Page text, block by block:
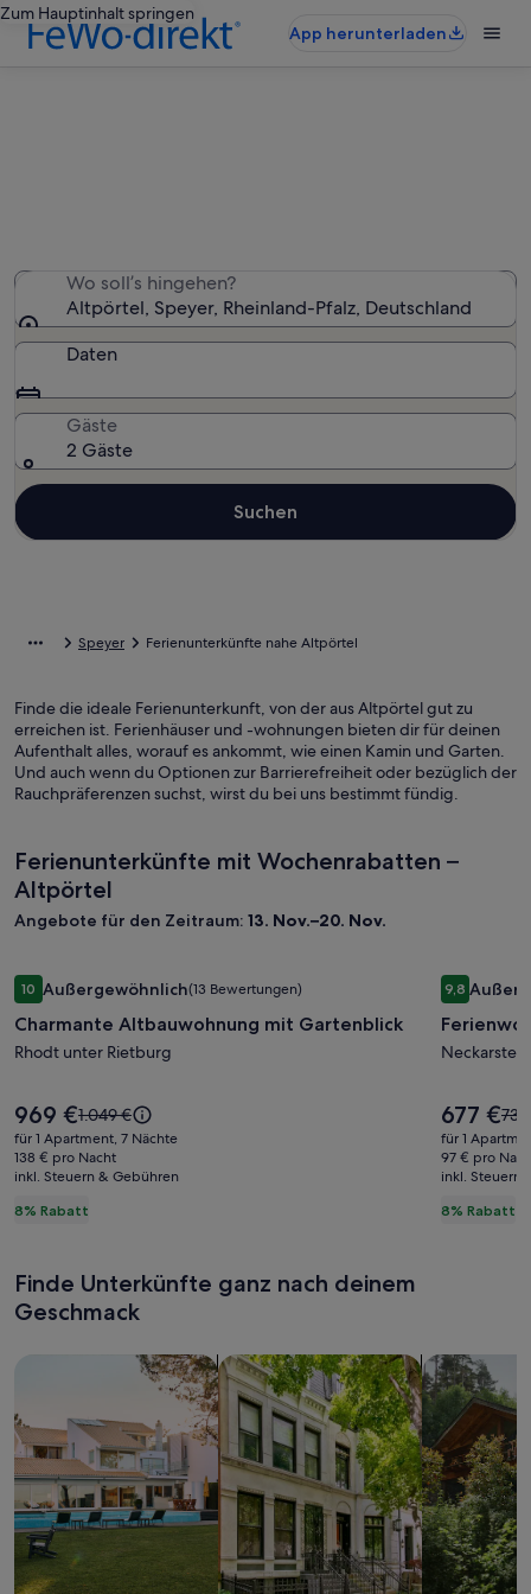
Zum Hauptinhalt springen
App herunterladen
Wo soll’s hingehen?
Altpörtel, Speyer, Rheinland-Pfalz, Deutschland
Daten
Gäste
2 Gäste
Suchen
Speyer Ferienunterkünfte nahe Altpörtel
Finde die ideale Ferienunterkunft, von der aus Altpörtel gut zu
erreichen ist. Ferienhäuser und -wohnungen bieten dir für deinen
Aufenthalt alles, worauf es ankommt, wie einen Kamin und Garten.
Und auch wenn du Optionen zur Barrierefreiheit oder bezüglich der
Rauchpräferenzen suchst, wirst du bei uns bestimmt fündig.
Ferienunterkünfte mit Wochenrabatten –
Altpörtel
Angebote für den Zeitraum: 13. Nov.–20. Nov.
Bildergalerie
für
Charmante
Altbauwohnung
Gartenblick
1010 von 10, Außergewöhnlich, (13 Bewertungen)
Außergewöhnlich(13 Bewertungen)
Charmante Altbauwohnung mit Gartenblick
Rhodt unter Rietburg
8% Rabatt
Der
Preis
beträgt
969 €.
969 €Der
alte
Preis
war
siehe
zum
Standardpreis.
1.049 €
für 1 Apartment, 7 Nächte
138 € pro Nacht
inkl. Steuern & Gebühren
Charmante Altbauwohnung mit Gartenblick
für
9,89,8 von
8% Rabatt
Der
Preis
beträgt
677 €.
677 €Der
alte
war
für 1
97 € pro
inkl. Steuern
Finde Unterkünfte ganz nach deinem
Geschmack
Suche nach FerienhäusernSuche nach Ferienwohnungen oder
Suche nach